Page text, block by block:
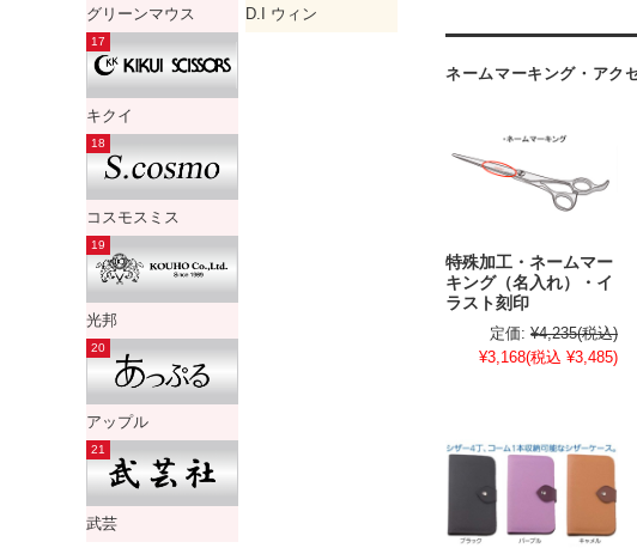
ネームマーキング・アク
特殊加工・ネームマー
キング（名入れ）・イ
ラスト刻印
定価: ¥4,235(税込)
¥3,168(税込 ¥3,485)
グリーンマウス
キクイ
コスモスミス
光邦
アップル
武芸
D.I ウィン